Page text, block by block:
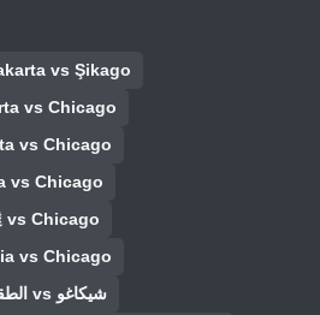
vs Şikago
vs Chicago
vs Chicago
vs Chicago
vs Chicago
vs Chicago
الطقس · جاكارتا vs شيكاغو